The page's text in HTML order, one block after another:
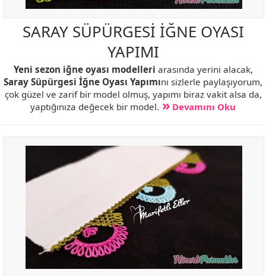
SARAY SÜPÜRGESİ İĞNE OYASI
YAPIMI
Yeni sezon iğne oyası modelleri arasında yerini alacak,
Saray Süpürgesi İğne Oyası Yapımını sizlerle paylaşıyorum,
çok güzel ve zarif bir model olmuş, yapımı biraz vakit alsa da,
yaptığınıza değecek bir model.
Devamını Oku